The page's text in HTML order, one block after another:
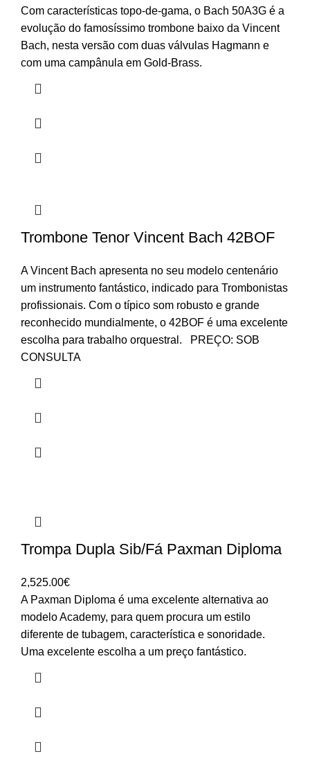
Com características topo-de-gama, o Bach 50A3G é a
evolução do famosíssimo trombone baixo da Vincent
Bach, nesta versão com duas válvulas Hagmann e
com uma campânula em Gold-Brass.
Trombone Tenor Vincent Bach 42BOF
A Vincent Bach apresenta no seu modelo centenário
um instrumento fantástico, indicado para Trombonistas
profissionais. Com o típico som robusto e grande
reconhecido mundialmente, o 42BOF é uma excelente
escolha para trabalho orquestral. PREÇO: SOB
CONSULTA
Trompa Dupla Sib/Fá Paxman Diploma
2,525.00€
A Paxman Diploma é uma excelente alternativa ao
modelo Academy, para quem procura um estilo
diferente de tubagem, característica e sonoridade.
Uma excelente escolha a um preço fantástico.